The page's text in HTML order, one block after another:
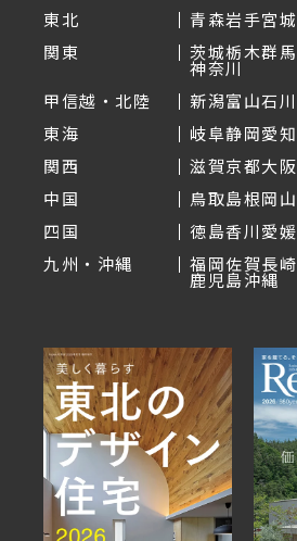
東北
青森岩手宮城
関東
茨城栃木群馬
神奈川
甲信越・北陸
新潟富山石川
東海
岐阜静岡愛知
関西
滋賀京都大阪
中国
鳥取島根岡山
四国
徳島香川愛媛
九州・沖縄
福岡佐賀長崎
鹿児島沖縄